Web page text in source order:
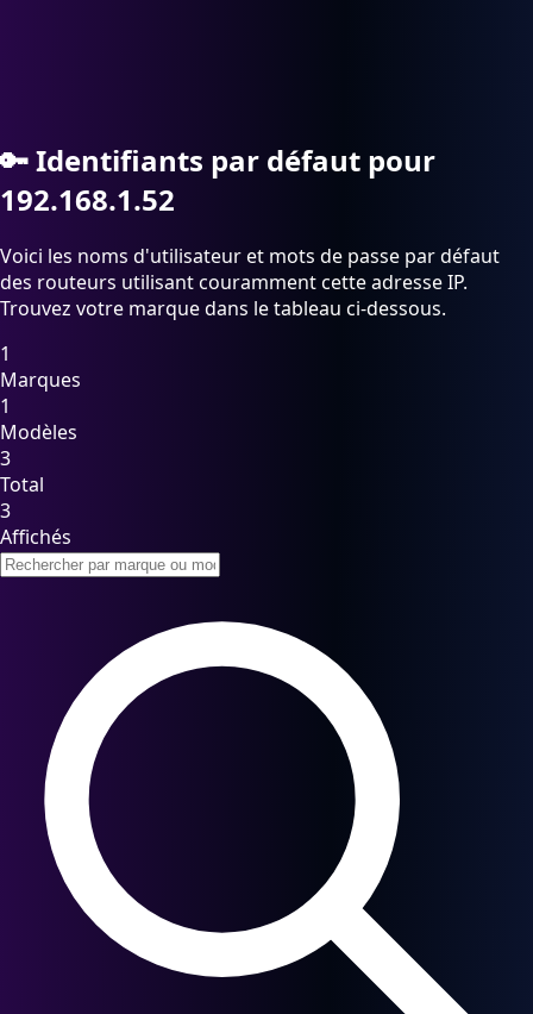
🔑Identifiants par défaut pour
192.168.1.52
Voici les noms d'utilisateur et mots de passe par défaut
des routeurs utilisant couramment cette adresse IP.
Trouvez votre marque dans le tableau ci-dessous.
1
Marques
1
Modèles
3
Total
3
Affichés